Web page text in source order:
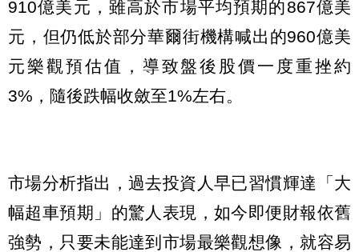
910億美元，雖高於市場平均預期的867億美
元，但仍低於部分華爾街機構喊出的960億美
元樂觀預估值，導致盤後股價一度重挫約
3%，隨後跌幅收斂至1%左右。
市場分析指出，過去投資人早已習慣輝達「大
幅超車預期」的驚人表現，如今即便財報依舊
強勢，只要未能達到市場最樂觀想像，就容易